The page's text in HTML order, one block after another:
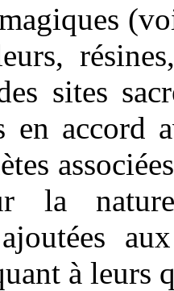
sites
en
la
ajoutées
à leurs